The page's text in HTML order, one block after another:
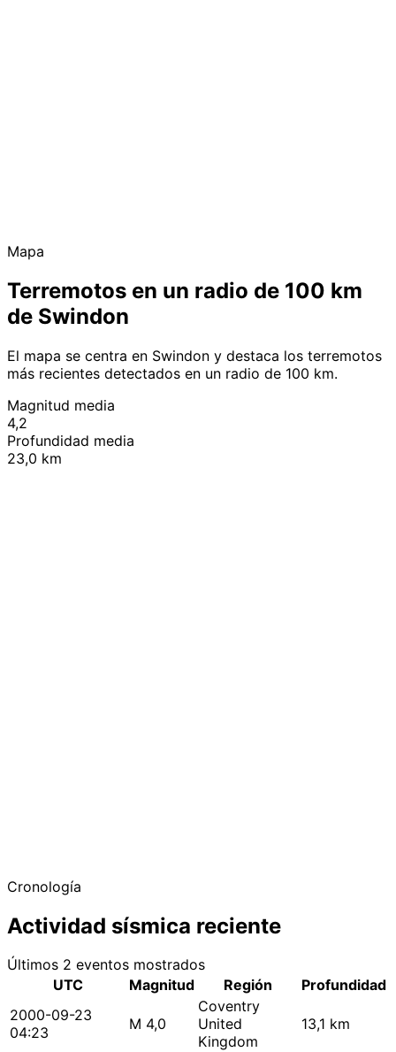
Mapa
Terremotos en un radio de 100 km
de Swindon
El mapa se centra en Swindon y destaca los terremotos
más recientes detectados en un radio de 100 km.
Magnitud media
4,2
Profundidad media
23,0 km
Cronología
Actividad sísmica reciente
Últimos 2 eventos mostrados
UTC
Magnitud Región
Profundidad
2000-09-23
04:23
M 4,0
Coventry
United
Kingdom
13,1 km